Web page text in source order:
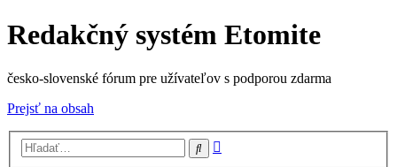
Redakčný systém Etomite
česko-slovenské fórum pre užívateľov s podporou zdarma
Prejsť na obsah
Hľadať